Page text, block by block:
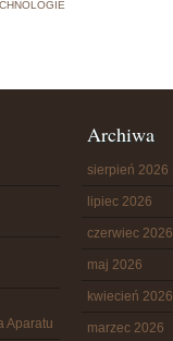
Aparatu
Archiwa
sierpień 2026
lipiec 2026
czerwiec 2026
maj 2026
kwiecień 2026
marzec 2026